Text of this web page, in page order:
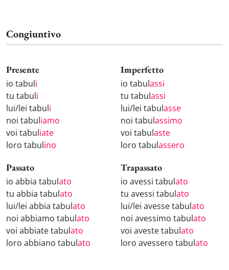
Congiuntivo
Presente
io tabuli
tu tabuli
lui/lei tabuli
noi tabuliamo
voi tabuliate
loro tabulino
Imperfetto
io tabulassi
tu tabulassi
lui/lei tabulasse
noi tabulassimo
voi tabulaste
loro tabulassero
Passato
io abbia tabulato
tu abbia tabulato
lui/lei abbia tabulato
noi abbiamo tabulato
voi abbiate tabulato
loro abbiano tabulato
Trapassato
io avessi tabulato
tu avessi tabulato
lui/lei avesse tabulato
noi avessimo tabulato
voi aveste tabulato
loro avessero tabulato